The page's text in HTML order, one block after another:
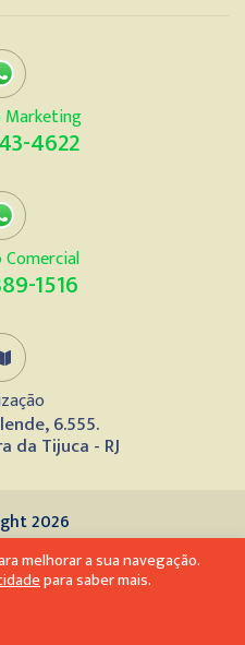
Marketing
4622
Comercial
1516
6.555.
da Tijuca - RJ
2026
melhorar a sua navegação.
para saber mais.